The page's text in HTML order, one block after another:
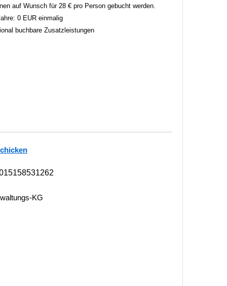
auf Wunsch für 28 € pro Person gebucht werden.
0 EUR einmalig
buchbare Zusatzleistungen
KG